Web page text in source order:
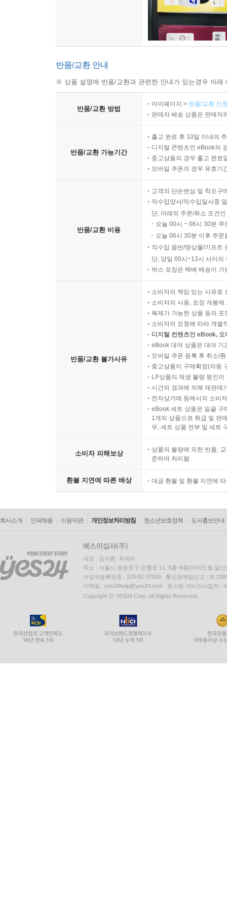
반품/교환 안내
※ 상품 설명에 반품/교환과 관련한 안내가 있는경우 아
반품/교환 방법
마이페이지 > 반품/교환 신
판매자 배송 상품은 판매자
반품/교환 가능기간
출고 완료 후 10일 이내의
디지털 콘텐츠인 eBook의
중고상품의 경우 출고 완료
모바일 쿠폰의 경우 유효기
반품/교환 비용
고객의 단순변심 및 착오구
직수입양서/직수입일서중
단, 아래의 주문/취소 조건
오늘 00시 ~ 06시 30분
오늘 06시 30분 이후 주
직수입 음반/영상물/기프트
단, 당일 00시~13시 사이의
박스 포장은 택배 배송이
반품/교환 불가사유
소비자의 책임 있는 사유로
소비자의 사용, 포장 개봉
복제가 가능한 상품 등의
소비자의 요청에 따라 개별
디지털 컨텐츠인 eBook,
eBook 대여 상품은 대여 기
모바일 쿠폰 등록 후 취소/
중고상품이 구매확정(자동
LP상품의 재생 불량 원인
시간의 경과에 의해 재판매
전자상거래 등에서의 소비
eBook 세트 상품은 일괄 구
1개의 상품으로 취급 및 판
우, 세트 상품 전부 및 세트
소비자 피해보상
상품의 불량에 의한 반품,
준하여 처리됨
환불 지연에 따른 배상 대금 환불 및 환불 지연에
회사소개 인재채용 이용약관 개인정보처리방침 청소년보호정책 도서홍보안내
대표 : 김석환, 최세라
주소 : 서울시 영등포구 은행로 11, 5층~6층(여의도동,일신
사업자등록번호 : 229-81-37000 통신판매업신고 : 제
이메일 : yes24help@yes24.com 호스팅 서비스사업자 :
Copyright ⓒ YES24 Corp. All Rights Reserved.